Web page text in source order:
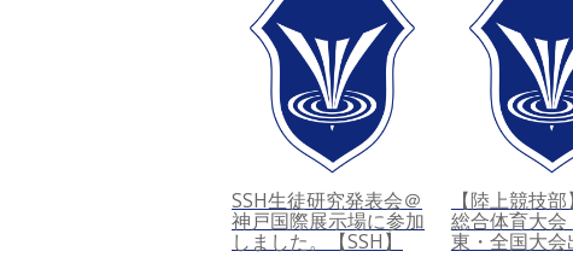
SSH生徒研究発表会＠
神戸国際展示場に参加
しました。【SSH】
【陸上競技
総合体育大会
東・全国大会